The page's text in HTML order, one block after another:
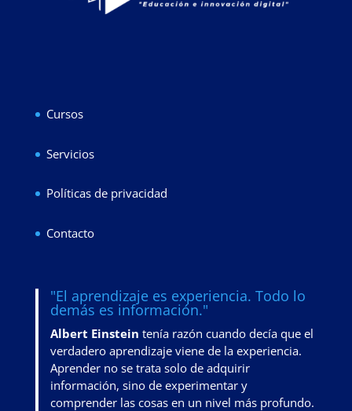
Cursos
Servicios
Políticas de privacidad
Contacto
"El aprendizaje es experiencia. Todo lo
demás es información."
Albert Einstein tenía razón cuando decía que el
verdadero aprendizaje viene de la experiencia.
Aprender no se trata solo de adquirir
información, sino de experimentar y
comprender las cosas en un nivel más profundo.